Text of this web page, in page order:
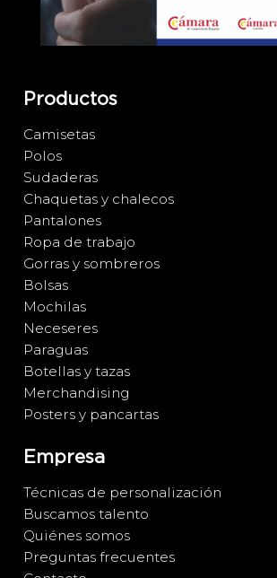
Productos
Camisetas
Polos
Sudaderas
Chaquetas y chalecos
Pantalones
Ropa de trabajo
Gorras y sombreros
Bolsas
Mochilas
Neceseres
Paraguas
Botellas y tazas
Merchandising
Posters y pancartas
Empresa
Técnicas de personalización
Buscamos talento
Quiénes somos
Preguntas frecuentes